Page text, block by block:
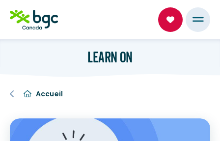
LEARN ON
Accueil